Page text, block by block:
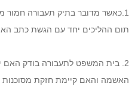
1.כאשר מדובר בתיק תעבורה
תום ההליכים יחד עם הגשת כתב
2. בית המשפט לתעבורה בודק האם
האשמה והאם קיימת חזקת מסוכנות